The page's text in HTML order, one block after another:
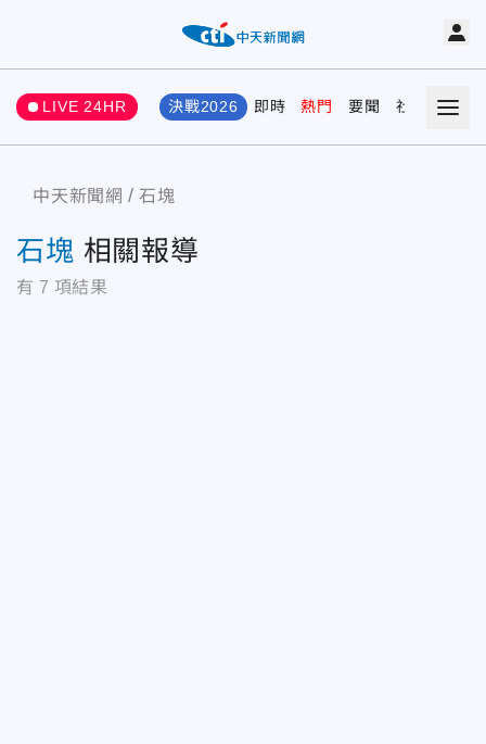
LIVE 24HR 決戰2026 即時 熱門 要聞 社會 娛樂
中天新聞網 石塊
石塊 相關報導
有 7 項結果